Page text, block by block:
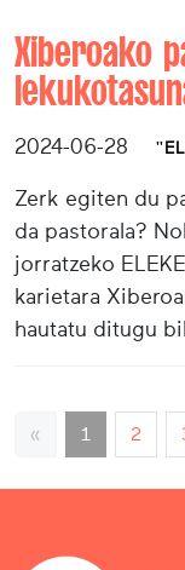
Xiberoako
2024-06-28
Zerk egiten du
da pastorala?
jorratzeko
karietara
hautatu ditugu
« 1 2